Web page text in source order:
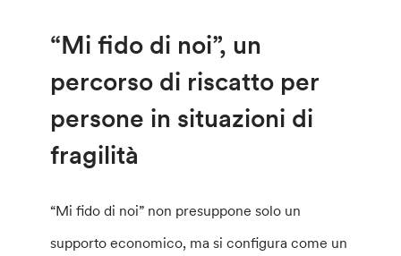
“Mi fido di noi”, un
percorso di riscatto per
persone in situazioni di
fragilità
“Mi fido di noi” non presuppone solo un
supporto economico, ma si configura come un